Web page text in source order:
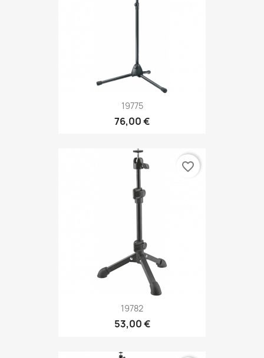
19775
76,00 €
19782
53,00 €
favorite_border